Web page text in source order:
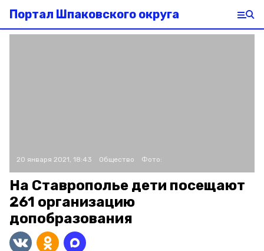
Портал Шпаковского округа
20 января 2021, 18:43 Общество Фото:
На Ставрополье дети посещают
261 организацию
допобразования